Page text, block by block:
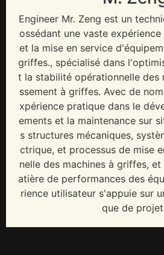
Engineer Mr. Zeng est un
ossédant une vaste
et la mise en service
griffes., spécialisé dans
t la stabilité opérationnelle des
ssement à griffes. Avec de
xpérience pratique dans le
ements et la maintenance sur
s structures mécaniques,
ctrique, et processus de mise
nelle des machines à griffes,
atière de performances des
rience utilisateur s'appuie sur
que de